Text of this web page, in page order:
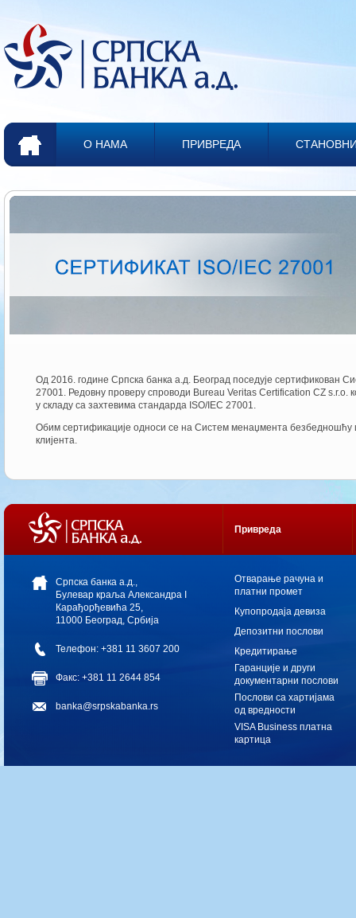
О НАМА ПРИВРЕДА
Oд 2016. године Српска банка а.д. Београд поседује
27001. Редовну проверу спроводи Bureau Veritas Certification CZ s.r.o.
у складу са захтевима стандарда ISO/IEC 27001.
Обим сертификације односи се на Систем менаџмента безбедношћу
клијента.
Српска банка а.д.,
Булевар краља Александра I
Карађорђевића 25,
11000 Београд, Србија
Телефон: +381 11 3607 200
Факс: +381 11 2644 854
banka@srpskabanka.rs
Привреда
Oтварање рачуна и
платни промет
Купопродаја девиза
Депозитни послови
Кредитирање
Гаранције и други
документарни послови
Послови са хартијама
од вредности
VISA Business платна
картица